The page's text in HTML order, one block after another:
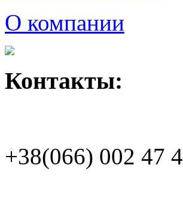
О компании
Контакты:
+38(066) 002 47